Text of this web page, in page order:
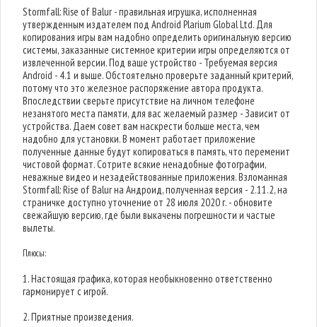
Stormfall: Rise of Balur - правильная игрушка, исполненная
утвержденным издателем под Android Plarium Global Ltd. Для
копирования игры вам надобно определить оригинальную версию
системы, заказанные системное критерии игры определяются от
извлеченной версии. Под ваше устройство - Требуемая версия
Android - 4.1 и выше. Обстоятельно проверьте заданный критерий,
потому что это железное распоряжение автора продукта.
Впоследствии сверьте присутствие на личном телефоне
незанятого места памяти, для вас желаемый размер - Зависит от
устройства. Даем совет вам наскрести больше места, чем
надобно для установки. В момент работает приложение
полученные данные будут копироваться в память, что переменит
чистовой формат. Сотрите всякие ненадобные фотографии,
неважные видео и незадействованные приложения. Взломанная
Stormfall: Rise of Balur на Андроид, полученная версия - 2.11.2, на
страничке доступно уточнение от 28 июля 2020 г. - обновите
свежайшую версию, где были выкачены погрешности и частые
вылеты.
Плюсы:
1. Настоящая графика, которая необыкновенно ответственно
гармонирует с игрой.
2. Приятные произведения.